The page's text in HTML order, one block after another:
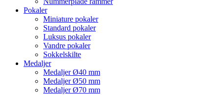
Pokaler
Miniature pokaler
Standard pokaler
Luksus pokaler
Vandre pokaler
Sokkelskilte
Medaljer
Medaljer Ø40 mm
Medaljer Ø50 mm
Medaljer Ø70 mm